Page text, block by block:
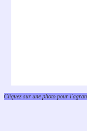
Cliquez sur une photo pour